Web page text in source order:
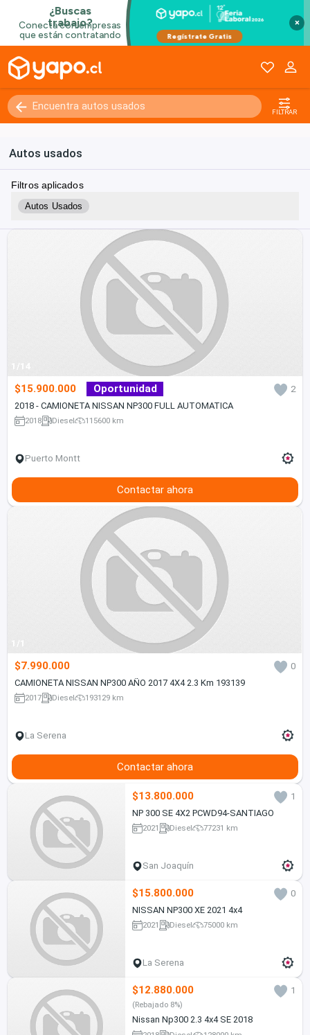
×
FILTRAR
Autos usados
Filtros aplicados
Autos Usados
1/14
$15.900.000 Oportunidad
2
2018 - CAMIONETA NISSAN NP300 FULL AUTOMATICA
2018 Diesel 115600 km
Puerto Montt
Contactar ahora
1/1
$7.990.000
0
CAMIONETA NISSAN NP300 AÑO 2017 4X4 2.3 Km 193139
2017 Diesel 193129 km
La Serena
Contactar ahora
$13.800.000
1
NP 300 SE 4X2 PCWD94-SANTIAGO
2021 Diesel 77231 km
San Joaquín
$15.800.000
0
NISSAN NP300 XE 2021 4x4
2021 Diesel 75000 km
La Serena
$12.880.000 1
(Rebajado 8%)
Nissan Np300 2.3 4x4 SE 2018